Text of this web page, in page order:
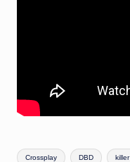
Etiquetas:
Crossplay DBD killer